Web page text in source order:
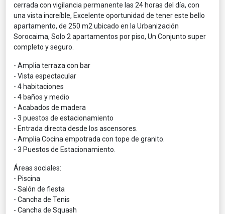
cerrada con vigilancia permanente las 24 horas del día, con
una vista increíble, Excelente oportunidad de tener este bello
apartamento, de 250 m2 ubicado en la Urbanización
Sorocaima, Solo 2 apartamentos por piso, Un Conjunto super
completo y seguro.
- Amplia terraza con bar
- Vista espectacular
- 4 habitaciones
- 4 baños y medio
- Acabados de madera
- 3 puestos de estacionamiento
- Entrada directa desde los ascensores.
- Amplia Cocina empotrada con tope de granito.
- 3 Puestos de Estacionamiento.
Áreas sociales:
- Piscina
- Salón de fiesta
- Cancha de Tenis
- Cancha de Squash